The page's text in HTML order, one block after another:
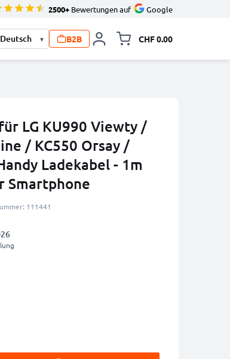
2500+ Bewertungen auf Google
▾ B2B CHF 0.00
LG KU990 Viewty /
/ KC550 Orsay /
Ladekabel - 1m
Smartphone
111441